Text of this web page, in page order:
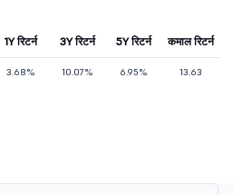
1Y रिटर्न 3Y रिटर्न 5Y रिटर्न कमाल रिटर्न
3.68% 10.07% 6.95% 13.63